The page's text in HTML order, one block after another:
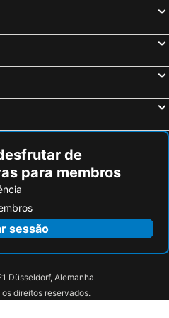
Porto de Galinhas, Pernambuco Hotéis
de
para membros
sessão
Düsseldorf, Alemanha
direitos reservados.